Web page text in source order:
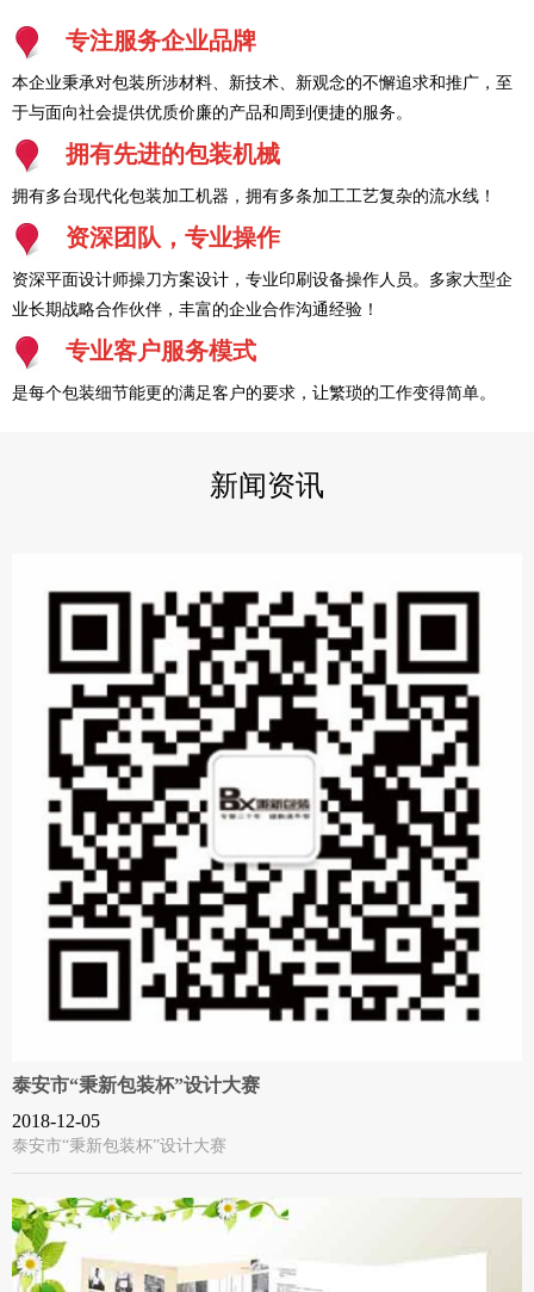
专注服务企业品牌
本企业秉承对包装所涉材料、新技术、新观念的不懈追求和推广，至
于与面向社会提供优质价廉的产品和周到便捷的服务。
拥有先进的包装机械
拥有多台现代化包装加工机器，拥有多条加工工艺复杂的流水线！
资深团队，专业操作
资深平面设计师操刀方案设计，专业印刷设备操作人员。多家大型企
业长期战略合作伙伴，丰富的企业合作沟通经验！
专业客户服务模式
是每个包装细节能更的满足客户的要求，让繁琐的工作变得简单。
新闻资讯
泰安市“秉新包装杯”设计大赛
2018-12-05
泰安市“秉新包装杯”设计大赛